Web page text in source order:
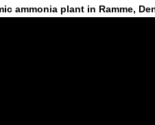
ammonia plant in Ramme,